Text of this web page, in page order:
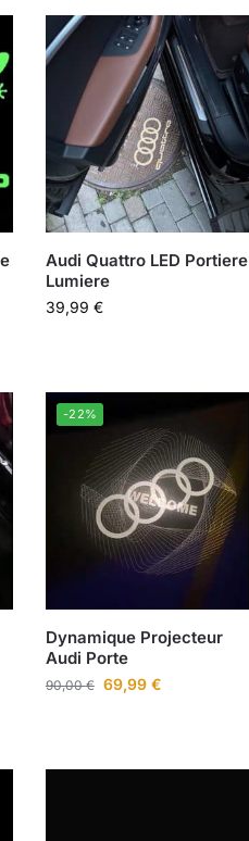
Audi Quattro LED Portiere
Lumiere
39,99 €
-22%
Dynamique Projecteur
Audi Porte
90,00€ 69,99 €